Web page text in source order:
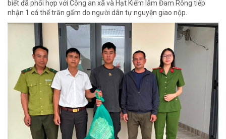
biết đã phối hợp với Công an xã và Hạt Kiểm lâm Đam Rông tiếp
nhận 1 cá thể trăn gấm do người dân tự nguyện giao nộp.